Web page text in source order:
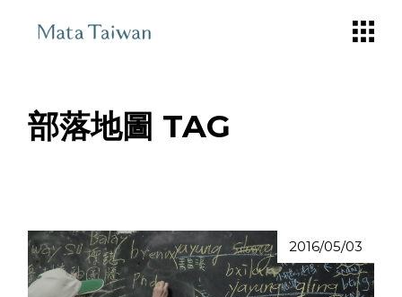
部落地圖 TAG
2016/05/03